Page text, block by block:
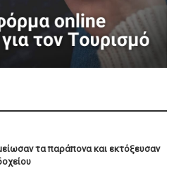
τα παράπονα και εκτόξευσαν